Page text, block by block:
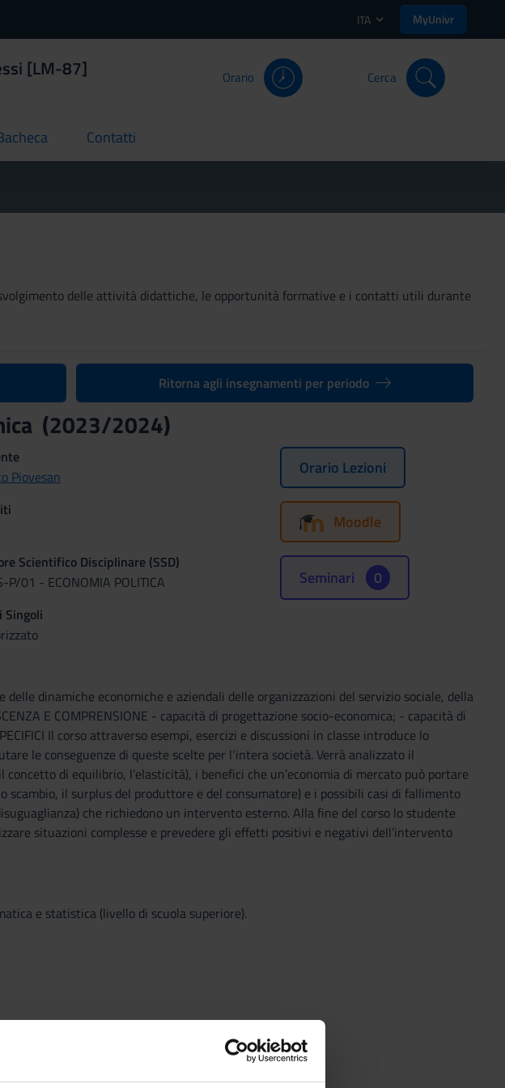
ITA MyUnivr
[LM-87] Orario Cerca
Contatti
current
delle attività didattiche, le opportunità formative e i contatti utili durante
Ritorna agli insegnamenti per periodo
(2023/2024)
Piovesan
Scientifico Disciplinare (SSD)
P/01 - ECONOMIA POLITICA
Singoli
Orario Lezioni
Moodle
Seminari 0
delle dinamiche economiche e aziendali delle organizzazioni del servizio sociale, della
E COMPRENSIONE - capacità di progettazione socio-economica; - capacità di
Il corso attraverso esempi, esercizi e discussioni in classe introduce lo
le conseguenze di queste scelte per l‘intera società. Verrà analizzato il
di equilibrio, l’elasticità), i benefici che un’economia di mercato può portare
scambio, il surplus del produttore e del consumatore) e i possibili casi di fallimento
che richiedono un intervento esterno. Alla fine del corso lo studente
situazioni complesse e prevedere gli effetti positivi e negativi dell’intervento
e statistica (livello di scuola superiore).